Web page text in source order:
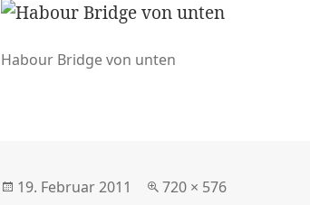
Habour Bridge von unten
Veröffentlicht
19. Februar 2011
Volle
720 × 576